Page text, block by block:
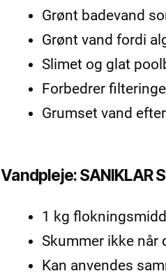
Grønt badevand
Grønt vand fordi
Slimet og glat
Forbedrer
Grumset vand
Vandpleje: SANIKLAR
1 kg
Skummer ikke når
Kan anvendes